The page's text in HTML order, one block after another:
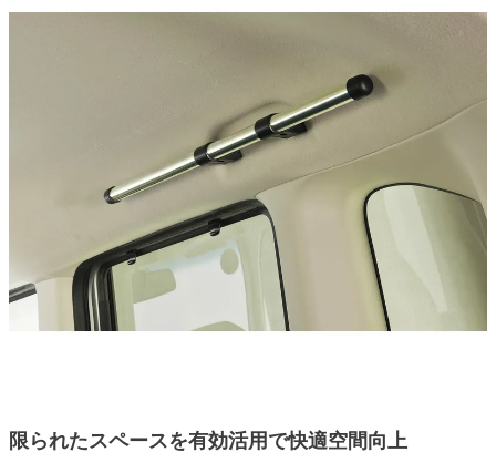
限られたスペースを有効活用で快適空間向上